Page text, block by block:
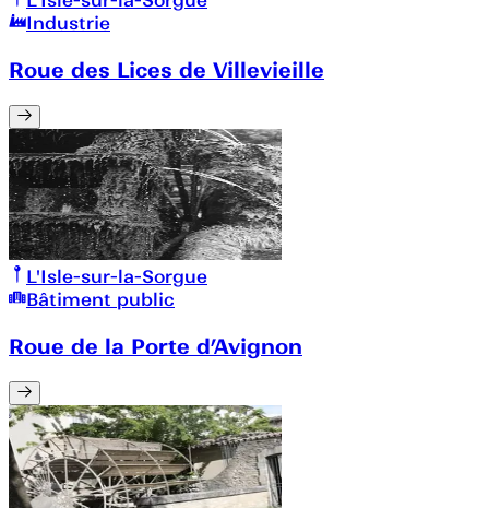
Industrie
Roue des Lices de Villevieille
L'Isle-sur-la-Sorgue
Bâtiment public
Roue de la Porte d’Avignon